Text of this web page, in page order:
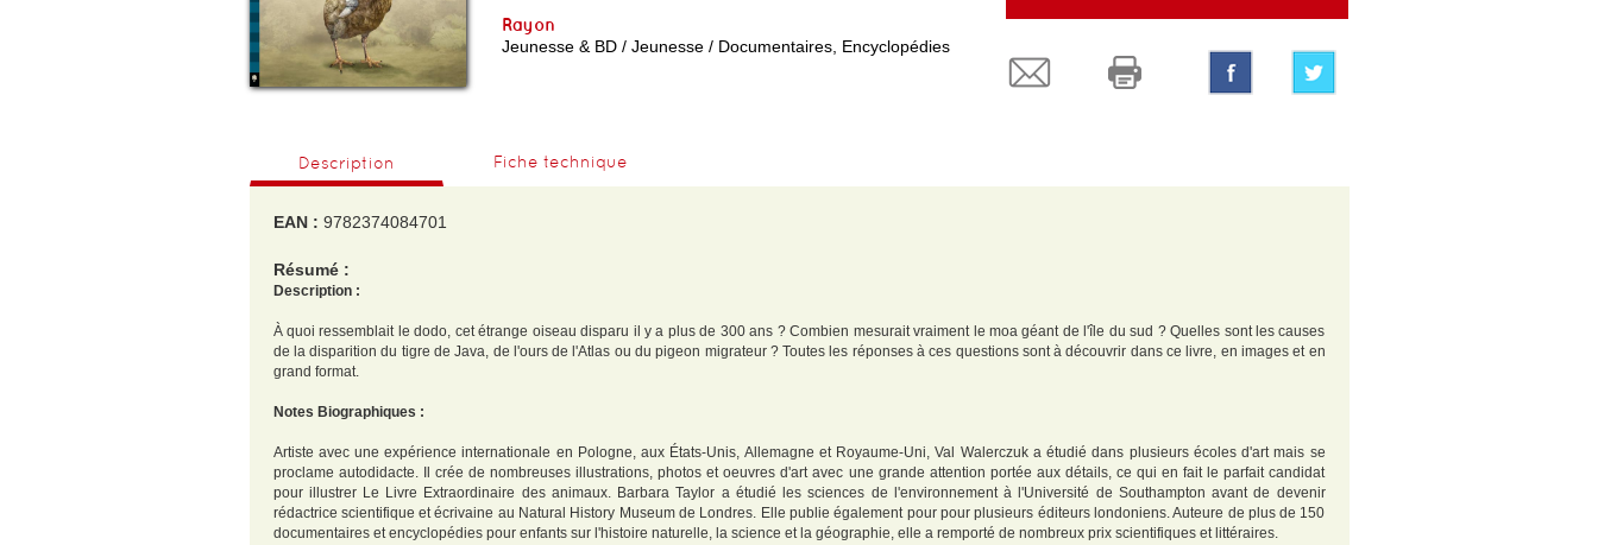
Rayon
Jeunesse & BD / Jeunesse / Documentaires, Encyclopédies
Description Fiche technique
EAN : 9782374084701
Résumé :
Description :
À quoi ressemblait le dodo, cet étrange oiseau disparu il y a plus de 300 ans ? Combien mesurait vraiment le moa géant de l'île du sud ? Quelles sont les causes
de la disparition du tigre de Java, de l'ours de l'Atlas ou du pigeon migrateur ? Toutes les réponses à ces questions sont à découvrir dans ce livre, en images et en
grand format.
Notes Biographiques :
Artiste avec une expérience internationale en Pologne, aux États-Unis, Allemagne et Royaume-Uni, Val Walerczuk a étudié dans plusieurs écoles d'art mais se
proclame autodidacte. Il crée de nombreuses illustrations, photos et oeuvres d'art avec une grande attention portée aux détails, ce qui en fait le parfait candidat
pour illustrer Le Livre Extraordinaire des animaux. Barbara Taylor a étudié les sciences de l'environnement à l'Université de Southampton avant de devenir
rédactrice scientifique et écrivaine au Natural History Museum de Londres. Elle publie également pour pour plusieurs éditeurs londoniens. Auteure de plus de 150
documentaires et encyclopédies pour enfants sur l'histoire naturelle, la science et la géographie, elle a remporté de nombreux prix scientifiques et littéraires.